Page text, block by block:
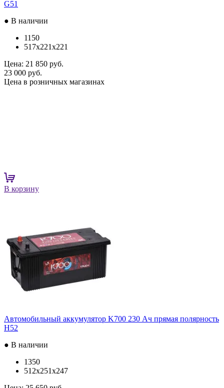
G51
● В наличии
1150
517x221x221
Цена: 21 850 руб.
23 000 руб.
Цена в розничных магазинах
В корзину
Автомобильный аккумулятор K700 230 Ач прямая полярность
H52
● В наличии
1350
512x251x247